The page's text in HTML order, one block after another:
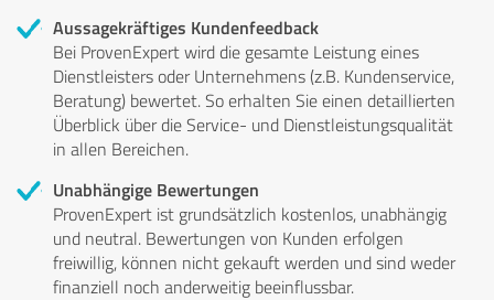
Aussagekräftiges Kundenfeedback
Bei ProvenExpert wird die gesamte Leistung eines
Dienstleisters oder Unternehmens (z.B. Kundenservice,
Beratung) bewertet. So erhalten Sie einen detaillierten
Überblick über die Service- und Dienstleistungsqualität
in allen Bereichen.
Unabhängige Bewertungen
ProvenExpert ist grundsätzlich kostenlos, unabhängig
und neutral. Bewertungen von Kunden erfolgen
freiwillig, können nicht gekauft werden und sind weder
finanziell noch anderweitig beeinflussbar.